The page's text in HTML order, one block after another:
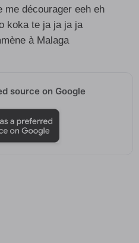
me décourager eeh eh
koka te ja ja ja ja
à Malaga
source on Google